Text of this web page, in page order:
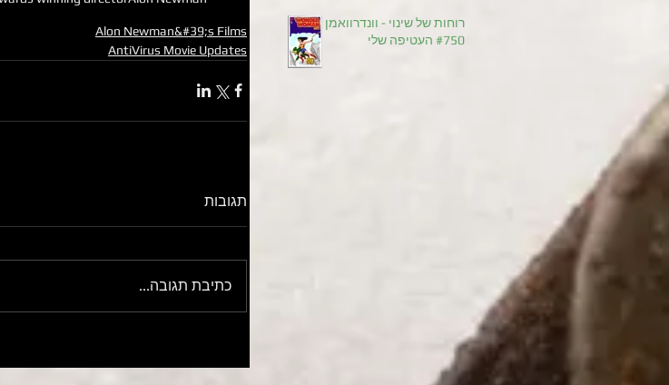
Alon Newman&#39;s Films
AntiVirus Movie Updates
תגובות
כתיבת תגובה...
רוחות של שינוי - וונדרוואמן
#750 העטיפה שלי